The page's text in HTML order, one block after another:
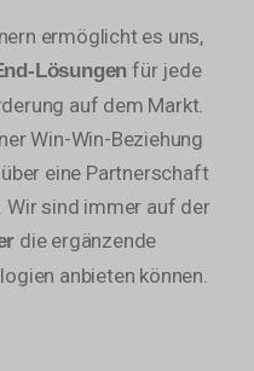
ermöglicht es uns,
Lösungen für jede
auf dem Markt.
Win-Win-Beziehung
eine Partnerschaft
Wir sind immer auf der
die ergänzende
anbieten können.